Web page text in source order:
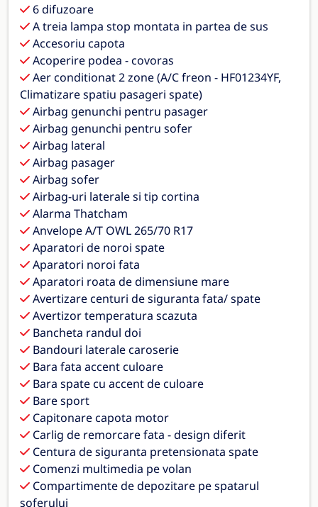
6 difuzoare
A treia lampa stop montata in partea de sus
Accesoriu capota
Acoperire podea - covoras
Aer conditionat 2 zone (A/C freon - HF01234YF,
Climatizare spatiu pasageri spate)
Airbag genunchi pentru pasager
Airbag genunchi pentru sofer
Airbag lateral
Airbag pasager
Airbag sofer
Airbag-uri laterale si tip cortina
Alarma Thatcham
Anvelope A/T OWL 265/70 R17
Aparatori de noroi spate
Aparatori noroi fata
Aparatori roata de dimensiune mare
Avertizare centuri de siguranta fata/ spate
Avertizor temperatura scazuta
Bancheta randul doi
Bandouri laterale caroserie
Bara fata accent culoare
Bara spate cu accent de culoare
Bare sport
Capitonare capota motor
Carlig de remorcare fata - design diferit
Centura de siguranta pretensionata spate
Comenzi multimedia pe volan
Compartimente de depozitare pe spatarul
soferului